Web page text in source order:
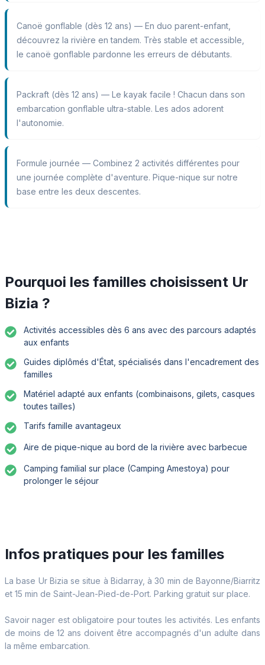
Canoë gonflable (dès 12 ans) — En duo parent-enfant,
découvrez la rivière en tandem. Très stable et accessible,
le canoë gonflable pardonne les erreurs de débutants.
Packraft (dès 12 ans) — Le kayak facile ! Chacun dans son
embarcation gonflable ultra-stable. Les ados adorent
l'autonomie.
Formule journée — Combinez 2 activités différentes pour
une journée complète d'aventure. Pique-nique sur notre
base entre les deux descentes.
Pourquoi les familles choisissent Ur
Bizia ?
Activités accessibles dès 6 ans avec des parcours adaptés
aux enfants
Guides diplômés d'État, spécialisés dans l'encadrement des
familles
Matériel adapté aux enfants (combinaisons, gilets, casques
toutes tailles)
Tarifs famille avantageux
Aire de pique-nique au bord de la rivière avec barbecue
Camping familial sur place (Camping Amestoya) pour
prolonger le séjour
Infos pratiques pour les familles
La base Ur Bizia se situe à Bidarray, à 30 min de Bayonne/Biarritz
et 15 min de Saint-Jean-Pied-de-Port. Parking gratuit sur place.
Savoir nager est obligatoire pour toutes les activités. Les enfants
de moins de 12 ans doivent être accompagnés d'un adulte dans
la même embarcation.